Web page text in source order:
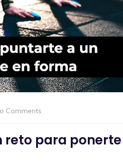
Comments
reto para